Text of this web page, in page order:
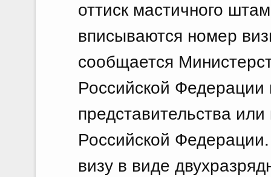
оттиск мастичного
вписываются номер
сообщается
Российской Федерации
представительства
Российской
визу в виде